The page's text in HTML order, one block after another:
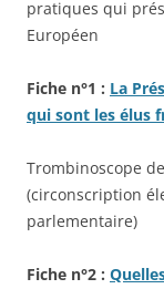
pratiques qui
Européen
Fiche n°1 : La
qui sont les élus
Trombinoscope
(circonscription
parlementaire)
Fiche n°2 :